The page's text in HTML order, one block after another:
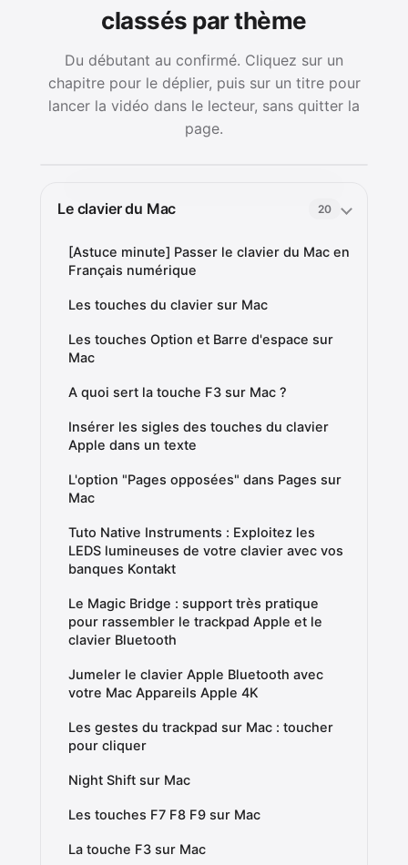
classés par thème
Du débutant au confirmé. Cliquez sur un
chapitre pour le déplier, puis sur un titre pour
lancer la vidéo dans le lecteur, sans quitter la
page.
Le clavier du Mac 20
[Astuce minute] Passer le clavier du Mac en
Français numérique
Les touches du clavier sur Mac
Les touches Option et Barre d'espace sur
Mac
A quoi sert la touche F3 sur Mac ?
Insérer les sigles des touches du clavier
Apple dans un texte
L'option "Pages opposées" dans Pages sur
Mac
Tuto Native Instruments : Exploitez les
LEDS lumineuses de votre clavier avec vos
banques Kontakt
Le Magic Bridge : support très pratique
pour rassembler le trackpad Apple et le
clavier Bluetooth
Jumeler le clavier Apple Bluetooth avec
votre Mac Appareils Apple 4K
Les gestes du trackpad sur Mac : toucher
pour cliquer
Night Shift sur Mac
Les touches F7 F8 F9 sur Mac
La touche F3 sur Mac